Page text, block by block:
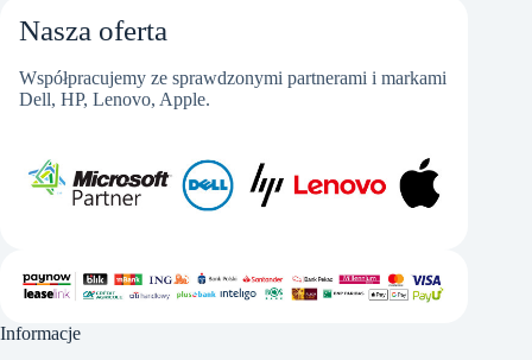
Nasza oferta
Współpracujemy ze sprawdzonymi partnerami i markami
Dell, HP, Lenovo, Apple.
Informacje